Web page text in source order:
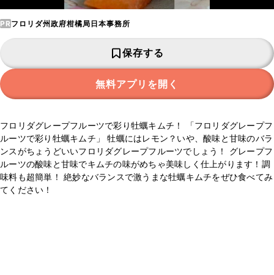
PR フロリダ州政府柑橘局日本事務所
保存する
無料アプリを開く
フロリダグレープフルーツで彩り牡蠣キムチ！ 「フロリダグレープフ
ルーツで彩り牡蠣キムチ」 牡蠣にはレモン？いや、酸味と甘味のバラ
ンスがちょうどいいフロリダグレープフルーツでしょう！ グレープフ
ルーツの酸味と甘味でキムチの味がめちゃ美味しく仕上がります！調
味料も超簡単！ 絶妙なバランスで激うまな牡蠣キムチをぜひ食べてみ
てください！